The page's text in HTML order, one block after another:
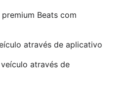
Beats com
através de aplicativo
através de